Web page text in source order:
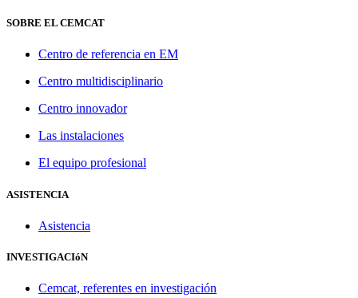
SOBRE EL CEMCAT
Centro de referencia en EM
Centro multidisciplinario
Centro innovador
Las instalaciones
El equipo profesional
ASISTENCIA
Asistencia
INVESTIGACIóN
Cemcat, referentes en investigación